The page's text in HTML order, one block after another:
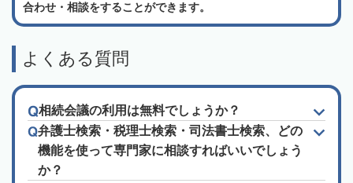
合わせ・相談をすることができます。
よくある質問
相続会議の利用は無料でしょうか？
弁護士検索・税理士検索・司法書士検索、どの
機能を使って専門家に相談すればいいでしょう
か？